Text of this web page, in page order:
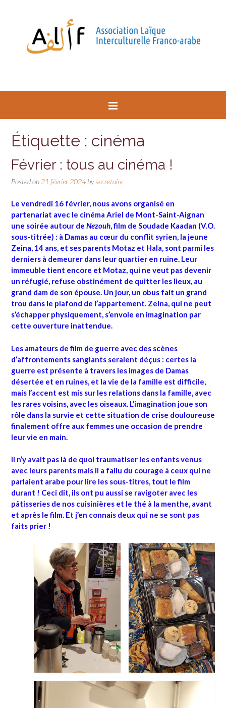
Étiquette : cinéma
Février : tous au cinéma !
Posted on 21 février 2024 bysecretaire
Le vendredi 16 février, nous avons organisé en
partenariat avec le cinéma Ariel de Mont-Saint-Aignan
une soirée autour de Nezouh, film de Soudade Kaadan (V.O.
sous-titrée) : à Damas au cœur du conflit syrien, la jeune
Zeina, 14 ans, et ses parents Motaz et Hala, sont parmi les
derniers à demeurer dans leur quartier en ruine. Leur
immeuble tient encore et Motaz, qui ne veut pas devenir
un réfugié, refuse obstinément de quitter les lieux, au
grand dam de son épouse. Un jour, un obus fait un grand
trou dans le plafond de l’appartement. Zeina, qui ne peut
s’échapper physiquement, s’envole en imagination par
cette ouverture inattendue.
Les amateurs de film de guerre avec des scènes
d’affrontements sanglants seraient déçus : certes la
guerre est présente à travers les images de Damas
désertée et en ruines, et la vie de la famille est difficile,
mais l’accent est mis sur les relations dans la famille, avec
les rares voisins, avec les oiseaux. L’imagination joue son
rôle dans la survie et cette situation de crise douloureuse
finalement offre aux femmes une occasion de prendre
leur vie en main.
Il n’y avait pas là de quoi traumatiser les enfants venus
avec leurs parents mais il a fallu du courage à ceux qui ne
parlaient arabe pour lire les sous-titres, tout le film
durant ! Ceci dit, ils ont pu aussi se ravigoter avec les
pâtisseries de nos cuisinières et le thé à la menthe, avant
et après le film. Et j’en connais deux qui ne se sont pas
faits prier !